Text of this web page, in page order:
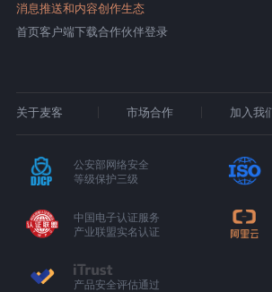
消息推送和内容创作生态
首页客户端下载合作伙伴登录
关于麦客 市场合作 加入我
公安部网络安全
等级保护三级
中国电子认证服务
产业联盟实名认证
产品安全评估通过